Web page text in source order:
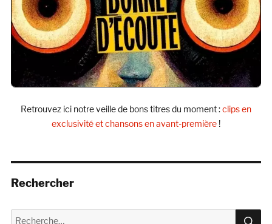
Retrouvez ici notre veille de bons titres du moment :clips en
exclusivité et chansons en avant-première !
Rechercher
Recherche